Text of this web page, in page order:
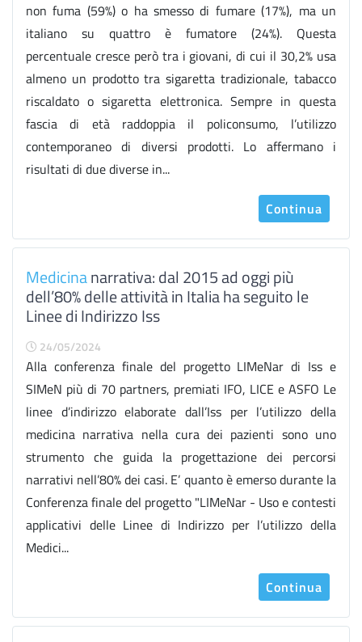
non fuma (59%) o ha smesso di fumare (17%), ma un
italiano su quattro è fumatore (24%). Questa
percentuale cresce però tra i giovani, di cui il 30,2% usa
almeno un prodotto tra sigaretta tradizionale, tabacco
riscaldato o sigaretta elettronica. Sempre in questa
fascia di età raddoppia il policonsumo, l’utilizzo
contemporaneo di diversi prodotti. Lo affermano i
risultati di due diverse in...
Continua
Medicinanarrativa: dal 2015 ad oggi più
dell’80% delle attività in Italia ha seguito le
Linee di Indirizzo Iss
24/05/2024
Alla conferenza finale del progetto LIMeNar di Iss e
SIMeN più di 70 partners, premiati IFO, LICE e ASFO Le
linee d’indirizzo elaborate dall’Iss per l’utilizzo della
medicina narrativa nella cura dei pazienti sono uno
strumento che guida la progettazione dei percorsi
narrativi nell’80% dei casi. E’ quanto è emerso durante la
Conferenza finale del progetto "LIMeNar - Uso e contesti
applicativi delle Linee di Indirizzo per l’utilizzo della
Medici...
Continua